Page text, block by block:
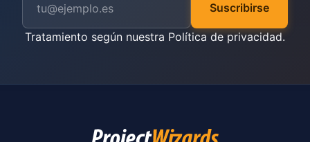
Suscribirse
Tratamiento según nuestra Política de privacidad.